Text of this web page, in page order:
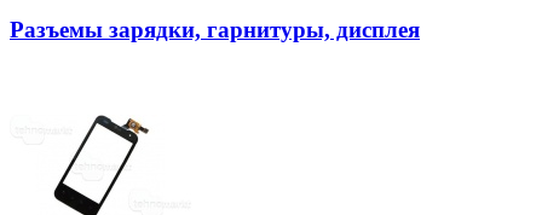
Разъемы зарядки, гарнитуры, дисплея